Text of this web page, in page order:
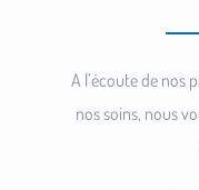
A l’écoute de nos
nos soins, nous